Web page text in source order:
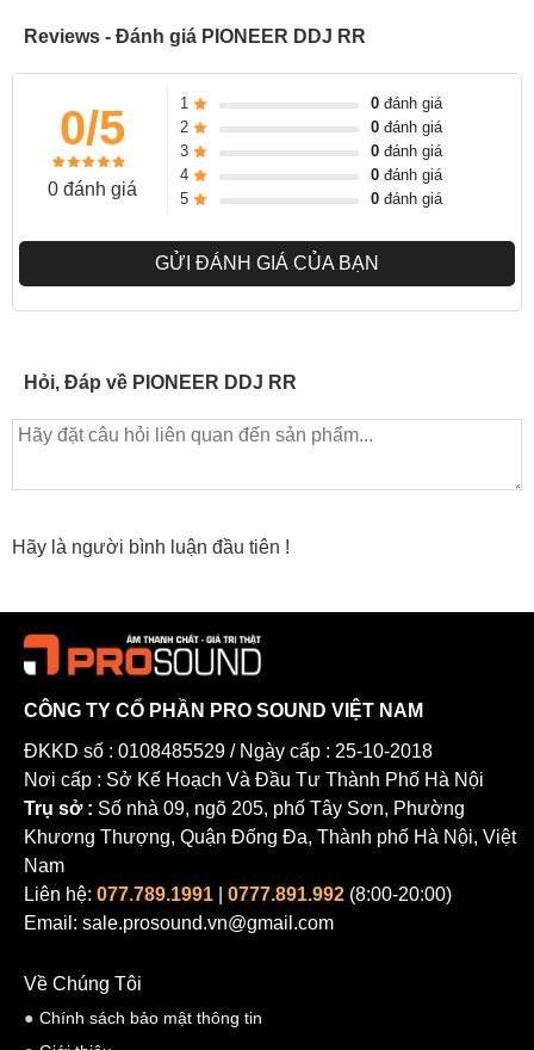
THANH CẢM ỨNG SEARCH VÀ SLIP/VINYL
Tích hợp chức năng Slip Mode và Vinyl trên một nút nhấn.
Reviews - Đánh giá PIONEER DDJ RR
0/5
0 đánh giá
1 0đánh giá
2
0đánh giá
3
0đánh giá
4
0đánh giá
5
0đánh giá
GỬI ĐÁNH GIÁ CỦA BẠN
Hỏi, Đáp về PIONEER DDJ RR
Hãy là người bình luận đầu tiên !
CÔNG TY CỔ PHẦN PRO SOUND VIỆT NAM
ĐKKD số : 0108485529 / Ngày cấp : 25-10-2018
Nơi cấp : Sở Kế Hoạch Và Đầu Tư Thành Phố Hà Nội
Trụ sở : Số nhà 09, ngõ 205, phố Tây Sơn, Phường
Khương Thượng, Quận Đống Đa, Thành phố Hà Nội, Việt
Nam
Liên hệ: 077.789.1991 0777.891.992 (8:00-20:00)
Email: sale.prosound.vn@gmail.com
Về Chúng Tôi
Chính sách bảo mật thông tin